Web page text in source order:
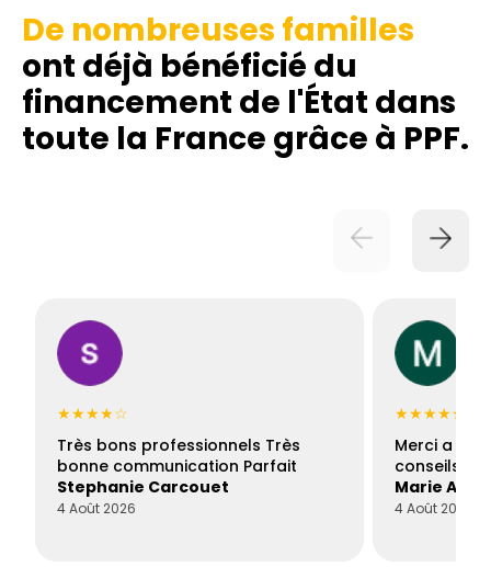
De nombreuses familles
ont déjà bénéficié du
financement de l'État dans
toute la France grâce à PPF.
★★★★☆
Très bons professionnels Très
bonne communication Parfait
Stephanie Carcouet
4 Août 2026
★★★★★
Merci a
conseils
Marie
4 Août 2026